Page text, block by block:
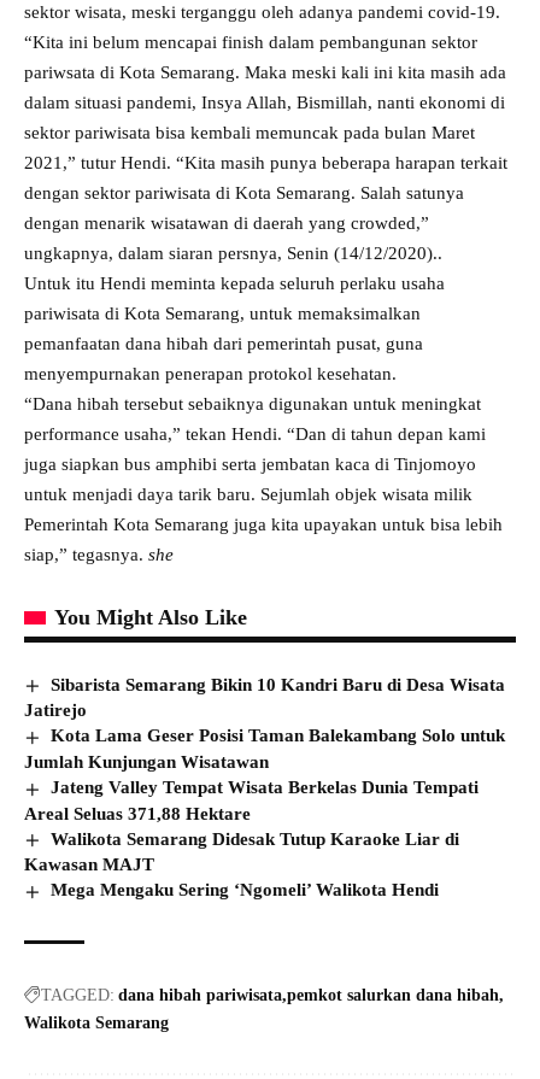
sektor wisata, meski terganggu oleh adanya pandemi covid-19.
“Kita ini belum mencapai finish dalam pembangunan sektor
pariwsata di Kota Semarang. Maka meski kali ini kita masih ada
dalam situasi pandemi, Insya Allah, Bismillah, nanti ekonomi di
sektor pariwisata bisa kembali memuncak pada bulan Maret
2021,” tutur Hendi. “Kita masih punya beberapa harapan terkait
dengan sektor pariwisata di Kota Semarang. Salah satunya
dengan menarik wisatawan di daerah yang crowded,”
ungkapnya, dalam siaran persnya, Senin (14/12/2020)..
Untuk itu Hendi meminta kepada seluruh perlaku usaha
pariwisata di Kota Semarang, untuk memaksimalkan
pemanfaatan dana hibah dari pemerintah pusat, guna
menyempurnakan penerapan protokol kesehatan.
“Dana hibah tersebut sebaiknya digunakan untuk meningkat
performance usaha,” tekan Hendi. “Dan di tahun depan kami
juga siapkan bus amphibi serta jembatan kaca di Tinjomoyo
untuk menjadi daya tarik baru. Sejumlah objek wisata milik
Pemerintah Kota Semarang juga kita upayakan untuk bisa lebih
siap,” tegasnya. she
You Might Also Like
Sibarista Semarang Bikin 10 Kandri Baru di Desa Wisata
Jatirejo
Kota Lama Geser Posisi Taman Balekambang Solo untuk
Jumlah Kunjungan Wisatawan
Jateng Valley Tempat Wisata Berkelas Dunia Tempati
Areal Seluas 371,88 Hektare
Walikota Semarang Didesak Tutup Karaoke Liar di
Kawasan MAJT
Mega Mengaku Sering ‘Ngomeli’ Walikota Hendi
TAGGED: dana hibah pariwisata pemkot salurkan dana hibah
Walikota Semarang